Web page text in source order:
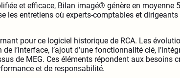
et efficace, Bilan imagé® génère en moyenne
les entretiens où experts-comptables et
pour ce logiciel historique de RCA. Les
l’interface, l’ajout d’une fonctionnalité clé,
de MEG. Ces éléments répondent aux besoins
et de responsabilité.